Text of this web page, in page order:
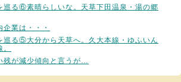
巡る⑥素晴らしいな。天草下田温泉・湯の郷
業は・・・
巡る⑤大分から天草へ。久大本線・ゆふいん
残が減少傾向と言うが…